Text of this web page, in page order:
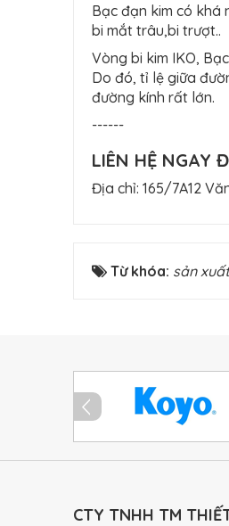
Bạc đạn kim có khá
bi mắt trâu,bi trượt..
Vòng bi kim IKO,
Do đó, tỉ lệ giữa
đường kính rất lớn.
------
LIÊN HỆ NGAY
Địa chỉ: 165/7A12
Từ khóa: sản xuất
CTY TNHH TM